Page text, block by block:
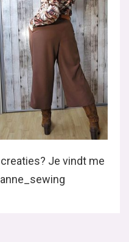
Je vindt me